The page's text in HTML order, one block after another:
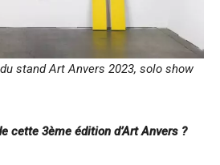
stand Art Anvers 2023, solo show
cette 3ème édition d’Art Anvers ?